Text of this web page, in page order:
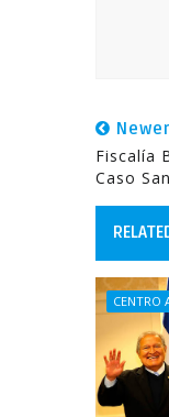
Fiscalía
Caso
CENTRO